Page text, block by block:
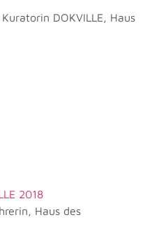
DOKVILLE, Haus
2018
Haus des